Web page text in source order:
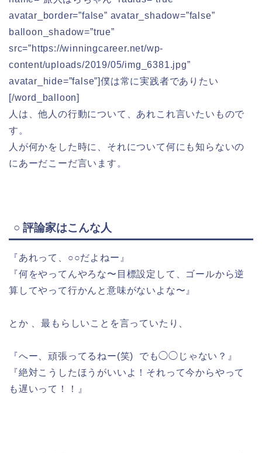
avatar_border=”false” avatar_shadow=”false”
balloon_shadow=”true”
src=”https://winningcareer.net/wp-
content/uploads/2019/05/img_6381.jpg”
avatar_hide=”false”]僕は常に実践者でありたい
[/word_balloon]
人は、他人の行動について、あれこれ言いたいもので
す。
人が何かをした時に、それについて何にも知らないの
にあーだこーだ言います。
○ 評論家はこんな人
『あれって、○○だよねー』
『何をやってんやろな〜目標設定して、ゴールから逆
算してやって行かんと意味がないよな〜』
とか 、最もらしいことを言っていたり、
『へー、頑張ってるねー(笑) でも◯◯じゃない？』
『絶対こうしたほうがいいよ！それって今からやって
も遅いって！！』